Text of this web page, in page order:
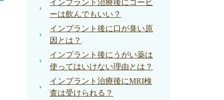
インプラント治療後にコーヒ
ーは飲んでもいい？
インプラント後に口が臭い原
因とは？
インプラント後にうがい薬は
使ってはいけない理由とは？
インプラント治療後にMRI検
査は受けられる？